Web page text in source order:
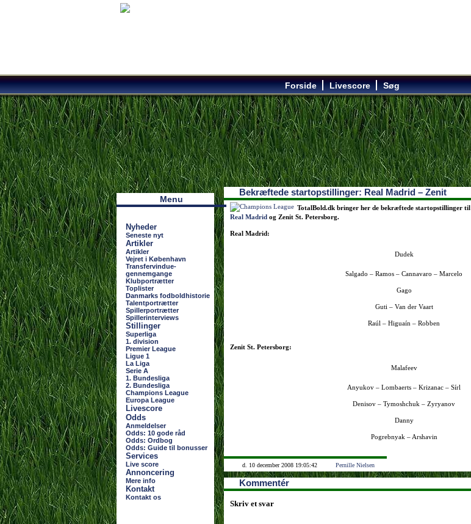
Forside Livescore Søg
Наши партнеры
лучшие займы
Menu
Nyheder
Seneste nyt
Artikler
Artikler
Vejret i København
Transfervindue-
gennemgange
Klubportrætter
Toplister
Danmarks fodboldhistorie
Talentportrætter
Spillerportrætter
Spillerinterviews
Stillinger
Superliga
1. division
Premier League
Ligue 1
La Liga
Serie A
1. Bundesliga
2. Bundesliga
Champions League
Europa League
Livescore
Odds
Anmeldelser
Odds: 10 gode råd
Odds: Ordbog
Odds: Guide til bonusser
Services
Live score
Annoncering
Mere info
Kontakt
Kontakt os
Bekræftede startopstillinger: Real Madrid – Zenit
TotalBold.dk bringer her de bekræftede startopstillinger til
Real Madrid og Zenit St. Petersborg.
Real Madrid:
Dudek
Salgado – Ramos – Cannavaro – Marcelo
Gago
Guti – Van der Vaart
Raúl – Higuaín – Robben
Zenit St. Petersborg:
Malafeev
Anyukov – Lombaerts – Krizanac – Sírl
Denisov – Tymoshchuk – Zyryanov
Danny
Pogrebnyak – Arshavin
d. 10 december 2008 19:05:42 Pernille Nielsen
Kommentér
Skriv et svar